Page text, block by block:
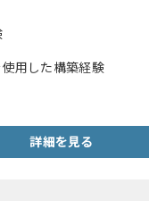
使用した構築経験
詳細を見る